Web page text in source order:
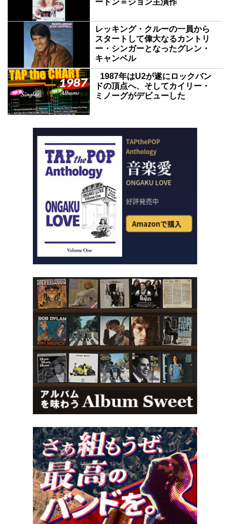
レッキング・クルーの一員から
スタートして偉大なるカントリ
ー・シンガーとなったグレン・
キャンベル
1987年はU2が遂にロックバン
ドの頂点へ、そしてカイリー・
ミノーグがデビューした